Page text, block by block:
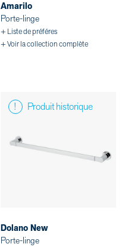
Amarilo
Porte-linge
+ Liste de préféres
+ Voir la collection complète
Produit historique
Dolano New
Porte-linge